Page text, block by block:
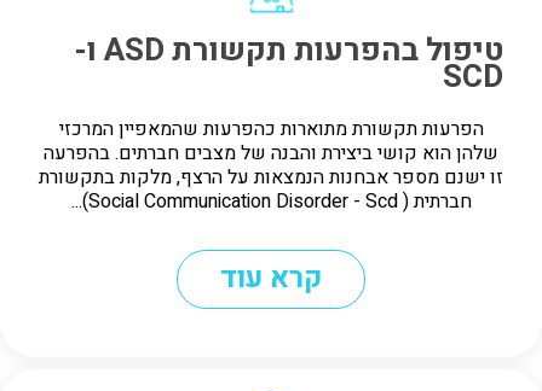
טיפול בהפרעות תקשורת ASD ו-
SCD
הפרעות תקשורת מתוארות כהפרעות שהמאפיין המרכזי
שלהן הוא קושי ביצירת והבנה של מצבים חברתים. בהפרעה
זו ישנם מספר אבחנות הנמצאות על הרצף, מלקות בתקשורת
חברתית ( Social Communication Disorder - Scd)...
קרא עוד